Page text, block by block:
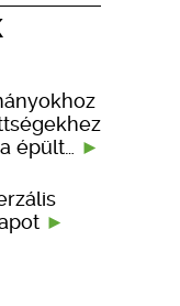
épült…